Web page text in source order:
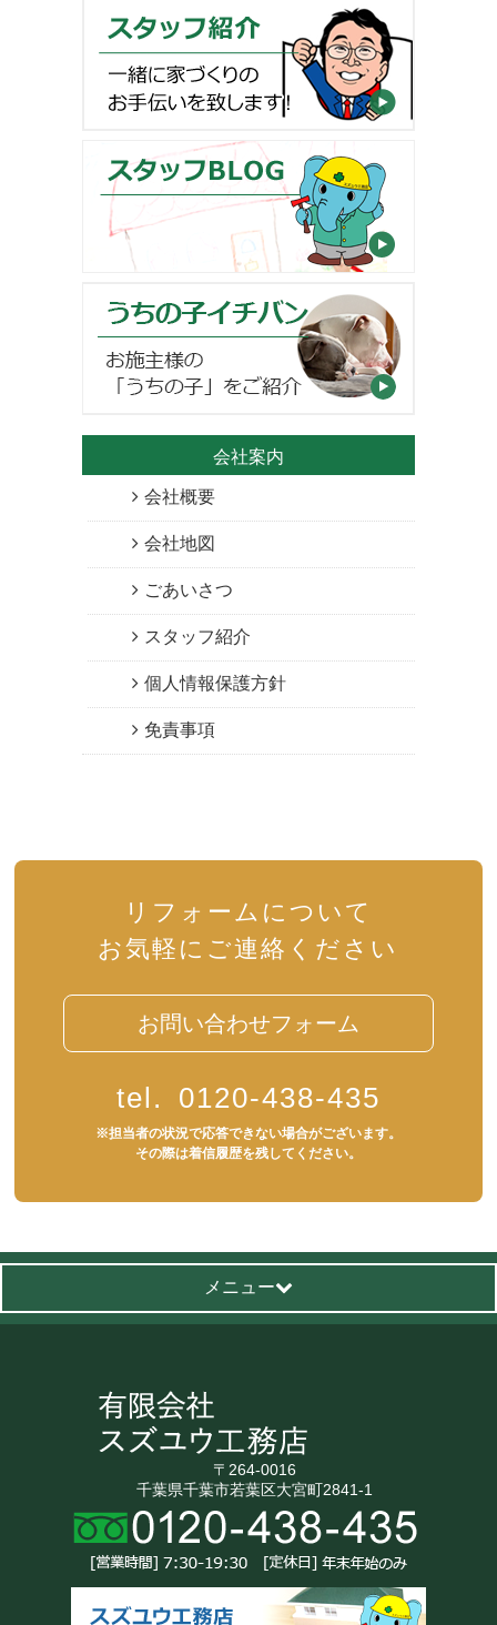
会社案内
会社概要
会社地図
ごあいさつ
スタッフ紹介
個人情報保護方針
免責事項
リフォームについて
お気軽にご連絡ください
お問い合わせフォーム
tel. 0120-438-435
※担当者の状況で応答できない場合がございます。
その際は着信履歴を残してください。
メニュー
〒264-0016
千葉県千葉市若葉区大宮町2841-1